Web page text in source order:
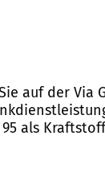
auf der Via
als